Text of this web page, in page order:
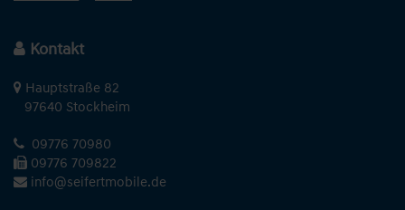
Kontakt
Hauptstraße 82
97640 Stockheim
09776 70980
09776 709822
info@seifertmobile.de